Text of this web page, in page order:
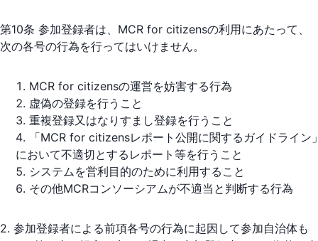
第10条 参加登録者は、MCR for citizensの利用にあたって、
次の各号の行為を行ってはいけません。
MCR for citizensの運営を妨害する行為
虚偽の登録を行うこと
重複登録又はなりすまし登録を行うこと
「MCR for citizensレポート公開に関するガイドライン
において不適切とするレポート等を行うこと
システムを営利目的のために利用すること
その他MCRコンソーシアムが不適当と判断する行為
2. 参加登録者による前項各号の行為に起因して参加自治体も